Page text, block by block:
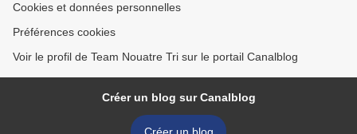
Cookies et données personnelles
Préférences cookies
Voir le profil de Team Nouatre Tri sur le portail Canalblog
Créer un blog sur Canalblog